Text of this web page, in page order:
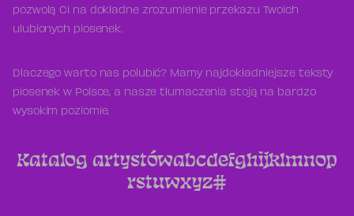
pozwolą Ci na dokładne zrozumienie przekazu Twoich
ulubionych piosenek.
Dlaczego warto nas polubić? Mamy najdokładniejsze teksty
piosenek w Polsce, a nasze tłumaczenia stoją na bardzo
wysokim poziomie.
Katalog artystówabcdefghijklmnop
rstuwxyz#